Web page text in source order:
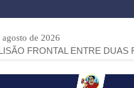
de 2026
ENTRE DUAS FIAT